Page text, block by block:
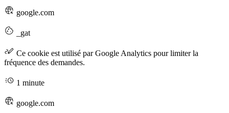
google.com
_gat
Ce cookie est utilisé par Google Analytics pour limiter la
fréquence des demandes.
1 minute
google.com